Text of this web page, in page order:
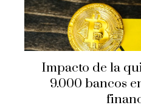
Impacto de la
9.000 bancos